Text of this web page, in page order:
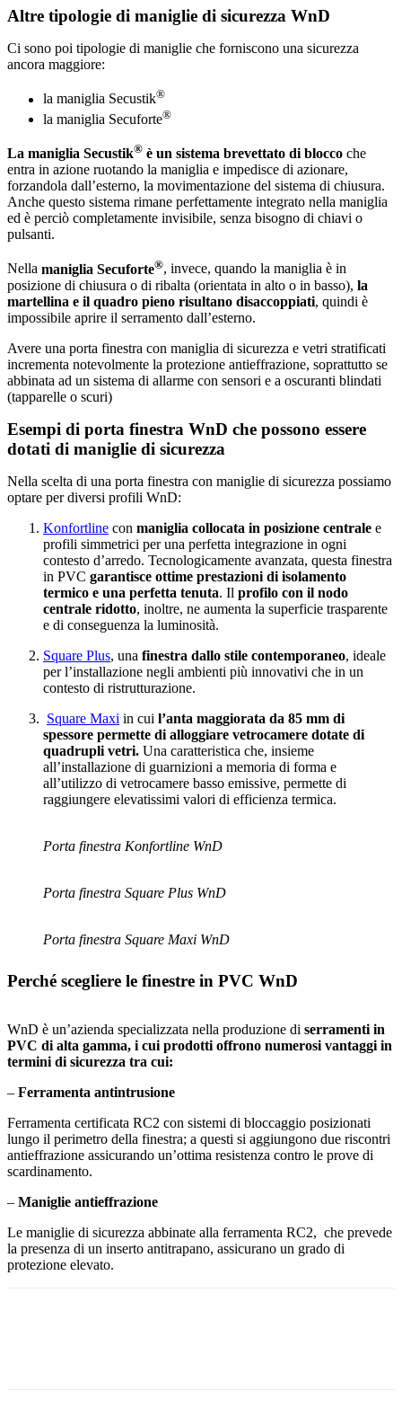
Altre tipologie di maniglie di sicurezza WnD
Ci sono poi tipologie di maniglie che forniscono una sicurezza
ancora maggiore:
la maniglia Secustik®
la maniglia Secuforte®
La maniglia Secustik® è un sistema brevettato di blocco che
entra in azione ruotando la maniglia e impedisce di azionare,
forzandola dall’esterno, la movimentazione del sistema di chiusura.
Anche questo sistema rimane perfettamente integrato nella maniglia
ed è perciò completamente invisibile, senza bisogno di chiavi o
pulsanti.
Nella maniglia Secuforte®, invece, quando la maniglia è in
posizione di chiusura o di ribalta (orientata in alto o in basso), la
martellina e il quadro pieno risultano disaccoppiati, quindi è
impossibile aprire il serramento dall’esterno.
Avere una porta finestra con maniglia di sicurezza e vetri stratificati
incrementa notevolmente la protezione antieffrazione, soprattutto se
abbinata ad un sistema di allarme con sensori e a oscuranti blindati
(tapparelle o scuri)
Esempi di porta finestra WnD che possono essere
dotati di maniglie di sicurezza
Nella scelta di una porta finestra con maniglie di sicurezza possiamo
optare per diversi profili WnD:
Konfortline con maniglia collocata in posizione centrale e
profili simmetrici per una perfetta integrazione in ogni
contesto d’arredo. Tecnologicamente avanzata, questa finestra
in PVC garantisce ottime prestazioni di isolamento
termico e una perfetta tenuta. Il profilo con il nodo
centrale ridotto, inoltre, ne aumenta la superficie trasparente
e di conseguenza la luminosità.
Square Plus, una finestra dallo stile contemporaneo, ideale
per l’installazione negli ambienti più innovativi che in un
contesto di ristrutturazione.
Square Maxi in cui l’anta maggiorata da 85 mm di
spessore permette di alloggiare vetrocamere dotate di
quadrupli vetri. Una caratteristica che, insieme
all’installazione di guarnizioni a memoria di forma e
all’utilizzo di vetrocamere basso emissive, permette di
raggiungere elevatissimi valori di efficienza termica.
Porta finestra Konfortline WnD
Porta finestra Square Plus WnD
Porta finestra Square Maxi WnD
Perché scegliere le finestre in PVC WnD
WnD è un’azienda specializzata nella produzione di serramenti in
PVC di alta gamma, i cui prodotti offrono numerosi vantaggi in
termini di sicurezza tra cui:
– Ferramenta antintrusione
Ferramenta certificata RC2 con sistemi di bloccaggio posizionati
lungo il perimetro della finestra; a questi si aggiungono due riscontri
antieffrazione assicurando un’ottima resistenza contro le prove di
scardinamento.
– Maniglie antieffrazione
Le maniglie di sicurezza abbinate alla ferramenta RC2, che prevede
la presenza di un inserto antitrapano, assicurano un grado di
protezione elevato.